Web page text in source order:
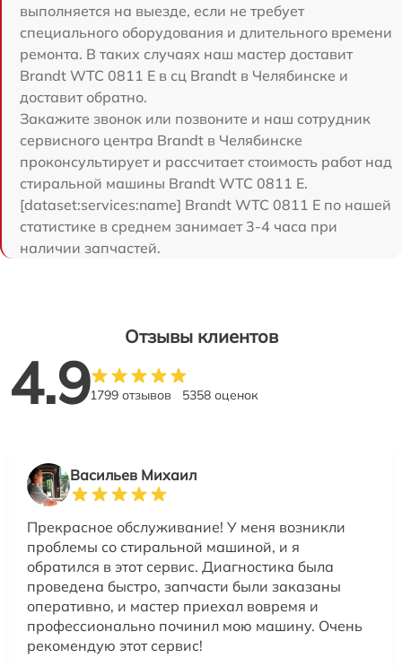
выполняется на выезде, если не требует
специального оборудования и длительного времени
ремонта. В таких случаях наш мастер доставит
Brandt WTC 0811 E в сц Brandt в Челябинске и
доставит обратно.
Закажите звонок или позвоните и наш сотрудник
сервисного центра Brandt в Челябинске
проконсультирует и рассчитает стоимость работ над
стиральной машины Brandt WTC 0811 E.
[dataset:services:name] Brandt WTC 0811 E по нашей
статистике в среднем занимает 3-4 часа при
наличии запчастей.
Отзывы клиентов
4.91799 отзывов 5358 оценок
Васильев Михаил
Прекрасное обслуживание! У меня возникли
проблемы со стиральной машиной, и я
обратился в этот сервис. Диагностика была
проведена быстро, запчасти были заказаны
оперативно, и мастер приехал вовремя и
профессионально починил мою машину. Очень
рекомендую этот сервис!